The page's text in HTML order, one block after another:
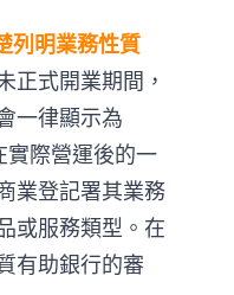
列明業務性質
正式開業期間，
一律顯示為
實際營運後的一
業登記署其業務
或服務類型。在
有助銀行的審